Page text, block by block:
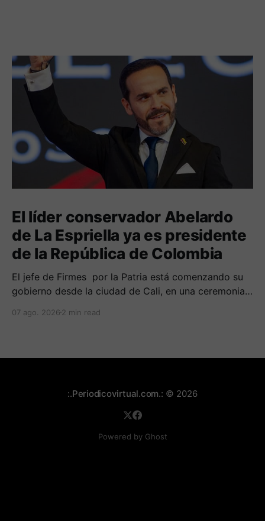
El líder conservador Abelardo
de La Espriella ya es presidente
de la República de Colombia
El jefe de Firmes por la Patria está comenzando su
gobierno desde la ciudad de Cali, en una ceremonia
gobiernos conservadores.
07 ago. 2026 2 min read
:.Periodicovirtual.com.: © 2026
Powered by Ghost